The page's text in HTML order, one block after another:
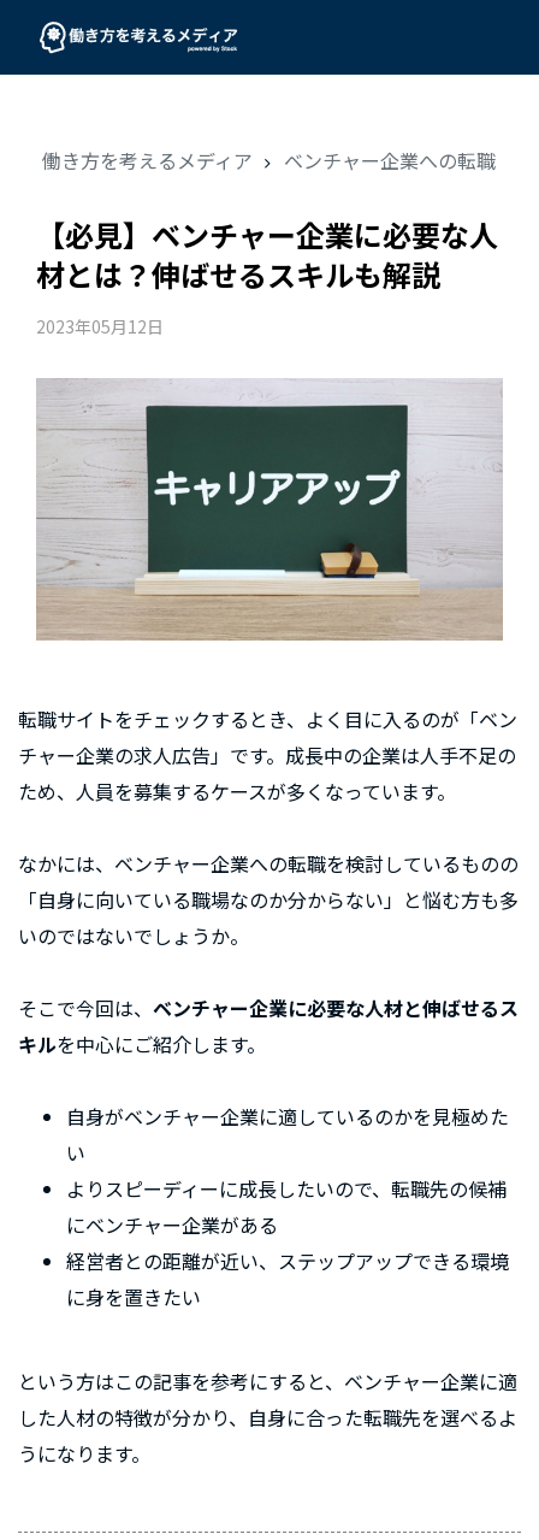
働き方を考えるメディア ベンチャー企業への転職
【必見】ベンチャー企業に必要な人
材とは？伸ばせるスキルも解説
2023年05月12日
転職サイトをチェックするとき、よく目に入るのが「ベン
チャー企業の求人広告」です。成長中の企業は人手不足の
ため、人員を募集するケースが多くなっています。
なかには、ベンチャー企業への転職を検討しているものの
「自身に向いている職場なのか分からない」と悩む方も多
いのではないでしょうか。
そこで今回は、 ベンチャー企業に必要な人材と伸ばせるス
キルを中心にご紹介します。
自身がベンチャー企業に適しているのかを見極めた
い
よりスピーディーに成長したいので、転職先の候補
にベンチャー企業がある
経営者との距離が近い、ステップアップできる環境
に身を置きたい
という方はこの記事を参考にすると、ベンチャー企業に適
した人材の特徴が分かり、自身に合った転職先を選べるよ
うになります。